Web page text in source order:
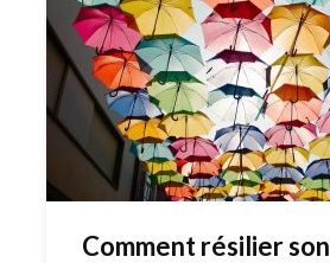
Comment résilier son